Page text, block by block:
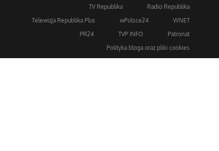
TV Republika
Radio Republika
Telewizja Republika Plus
wPolsce24
WNET
PR24
TVP INFO
Patronat
Polityka bloga oraz pliki cookies